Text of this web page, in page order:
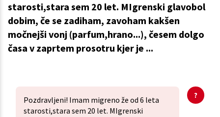
starosti,stara sem 20 let. MIgrenski glavobol
dobim, če se zadiham, zavoham kakšen
močnejši vonj (parfum,hrano...), česem dolgo
časa v zaprtem prosotru kjer je ...
Pozdravljeni! Imam migreno že od 6 leta
starosti,stara sem 20 let. MIgrenski